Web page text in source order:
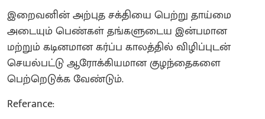
இறைவனின் அற்புத சக்தியை பெற்று தாய்மை
அடையும் பெண்கள் தங்களுடைய இன்பமான
மற்றும் கடினமான கர்ப்ப காலத்தில் விழிப்புடன்
செயல்பட்டு ஆரோக்கியமான குழந்தைகளை
பெற்றெடுக்க வேண்டும்.
Referance: